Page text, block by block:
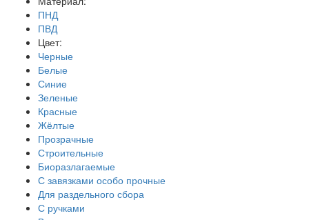
ПНД
ПВД
Цвет:
Черные
Белые
Синие
Зеленые
Красные
Жёлтые
Прозрачные
Строительные
Биоразлагаемые
С завязками особо прочные
Для раздельного сбора
С ручками